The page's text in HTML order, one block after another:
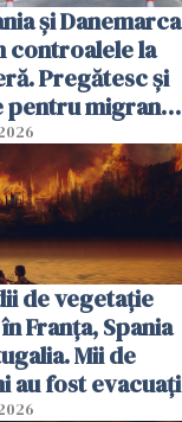
și Danemarca
controalele la
Pregătesc și
pentru migranții
din UE
de vegetație
Franța, Spania
Mii de
au fost evacuați